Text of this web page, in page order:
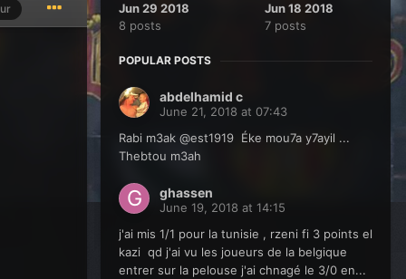
Jun 29 2018
8 posts
Jun 18 2018
7 posts
POPULAR POSTS
abdelhamid c
June 21, 2018 at 07:43
Rabi m3ak @est1919 Éke mou7a y7ayil ...
Thebtou m3ah
ghassen
June 19, 2018 at 14:15
j'ai mis 1/1 pour la tunisie , rzeni fi 3 points el
kazi qd j'ai vu les joueurs de la belgique
entrer sur la pelouse j'ai chnagé le 3/0 en...